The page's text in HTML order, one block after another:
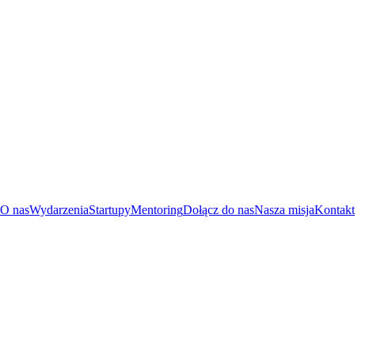
O nasWydarzeniaStartupyMentoringDołącz do nasNasza misjaKontakt